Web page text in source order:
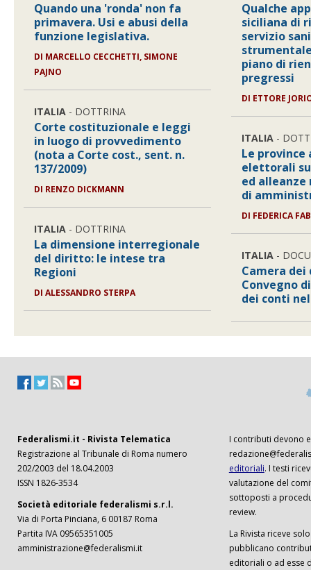
Quando una 'ronda' non fa
primavera. Usi e abusi della
funzione legislativa.
DI MARCELLO CECCHETTI, SIMONE
PAJNO
ITALIA - DOTTRINA
Corte costituzionale e leggi
in luogo di provvedimento
(nota a Corte cost., sent. n.
137/2009)
DI RENZO DICKMANN
ITALIA - DOTTRINA
La dimensione interregionale
del diritto: le intese tra
Regioni
DI ALESSANDRO STERPA
Qualche
siciliana di
servizio
piano di
pregressi
DI ETTORE
ITALIA -
Le
elettorali
ed
di
DI FEDERICA
ITALIA -
Camera
Convegno
dei conti
Federalismi.it - Rivista Telematica
Registrazione al Tribunale di Roma numero
202/2003 del 18.04.2003
ISSN 1826-3534
Società editoriale federalismi s.r.l.
Via di Porta Pinciana, 6 00187 Roma
Partita IVA 09565351005
amministrazione@federalismi.it
I contributi devono
editoriali. I testi
valutazione del
sottoposti a
review.
La Rivista riceve
pubblicano
editoriali o ad esse